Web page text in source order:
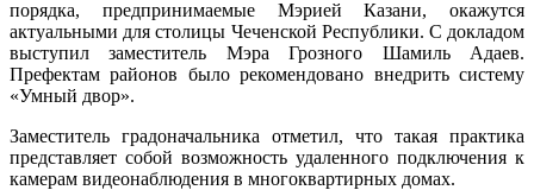
порядка, предпринимаемые Мэрией Казани, окажутся
актуальными для столицы Чеченской Республики. С докладом
выступил заместитель Мэра Грозного Шамиль Адаев.
Префектам районов было рекомендовано внедрить систему
«Умный двор».
Заместитель градоначальника отметил, что такая практика
представляет собой возможность удаленного подключения к
камерам видеонаблюдения в многоквартирных домах.